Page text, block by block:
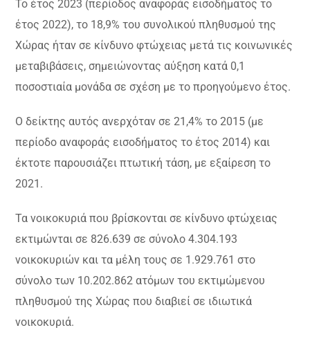
Το έτος 2023 (περίοδος αναφοράς εισοδήματος το
έτος 2022), το 18,9% του συνολικού πληθυσμού της
Χώρας ήταν σε κίνδυνο φτώχειας μετά τις κοινωνικές
μεταβιβάσεις, σημειώνοντας αύξηση κατά 0,1
ποσοστιαία μονάδα σε σχέση με το προηγούμενο έτος.
Ο δείκτης αυτός ανερχόταν σε 21,4% το 2015 (με
περίοδο αναφοράς εισοδήματος το έτος 2014) και
έκτοτε παρουσιάζει πτωτική τάση, με εξαίρεση το
2021.
Τα νοικοκυριά που βρίσκονται σε κίνδυνο φτώχειας
εκτιμώνται σε 826.639 σε σύνολο 4.304.193
νοικοκυριών και τα μέλη τους σε 1.929.761 στο
σύνολο των 10.202.862 ατόμων του εκτιμώμενου
πληθυσμού της Χώρας που διαβιεί σε ιδιωτικά
νοικοκυριά.